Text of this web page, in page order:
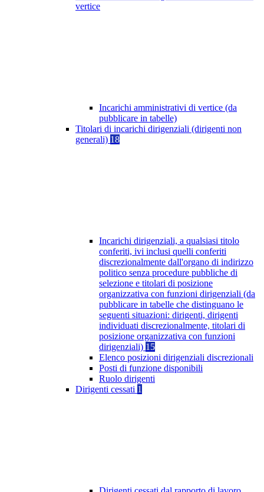
vertice
Incarichi amministrativi di vertice (da
pubblicare in tabelle)
Titolari di incarichi dirigenziali (dirigenti non
generali) 18
Incarichi dirigenziali, a qualsiasi titolo
conferiti, ivi inclusi quelli conferiti
discrezionalmente dall'organo di indirizzo
politico senza procedure pubbliche di
selezione e titolari di posizione
organizzativa con funzioni dirigenziali (da
pubblicare in tabelle che distinguano le
seguenti situazioni: dirigenti, dirigenti
individuati discrezionalmente, titolari di
posizione organizzativa con funzioni
dirigenziali) 15
Elenco posizioni dirigenziali discrezionali
Posti di funzione disponibili
Ruolo dirigenti
Dirigenti cessati 1